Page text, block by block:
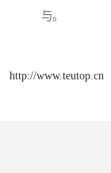
与。
http://www.teutop.cn